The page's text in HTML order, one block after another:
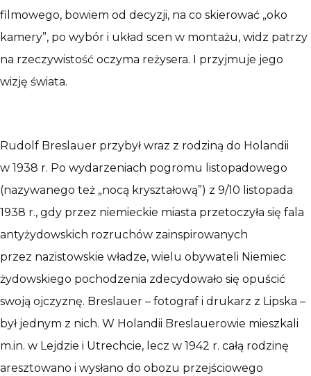
filmowego, bowiem od decyzji, na co skierować „oko
kamery”, po wybór i układ scen w montażu, widz patrzy
na rzeczywistość oczyma reżysera. I przyjmuje jego
wizję świata.
Rudolf Breslauer przybył wraz z rodziną do Holandii
w 1938 r. Po wydarzeniach pogromu listopadowego
(nazywanego też „nocą kryształową”) z 9/10 listopada
1938 r., gdy przez niemieckie miasta przetoczyła się fala
antyżydowskich rozruchów zainspirowanych
przez nazistowskie władze, wielu obywateli Niemiec
żydowskiego pochodzenia zdecydowało się opuścić
swoją ojczyznę. Breslauer – fotograf i drukarz z Lipska –
był jednym z nich. W Holandii Breslauerowie mieszkali
m.in. w Lejdzie i Utrechcie, lecz w 1942 r. całą rodzinę
aresztowano i wysłano do obozu przejściowego